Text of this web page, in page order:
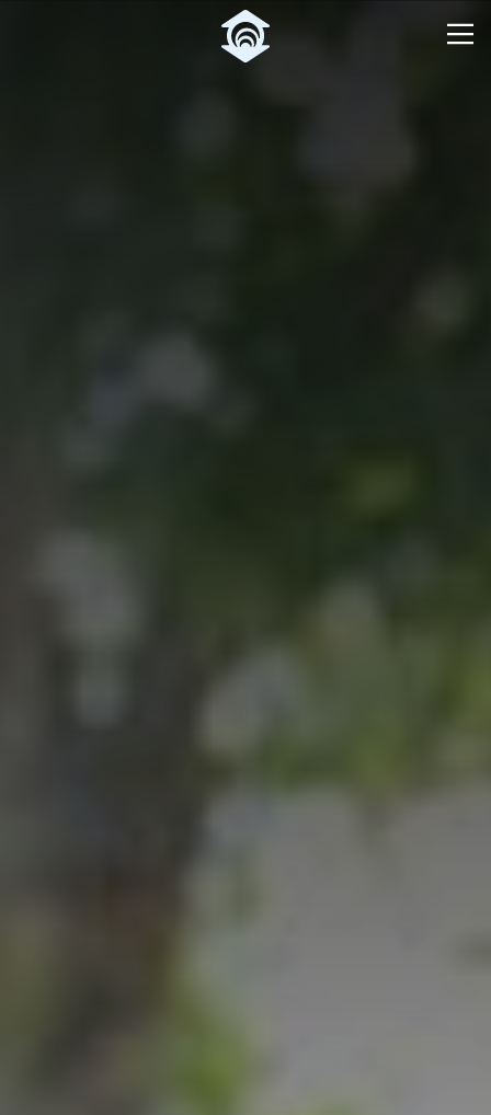
Pular para o Conteúdo principal